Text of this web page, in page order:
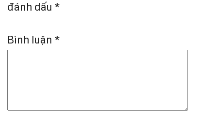
đánh dấu *
Bình luận *